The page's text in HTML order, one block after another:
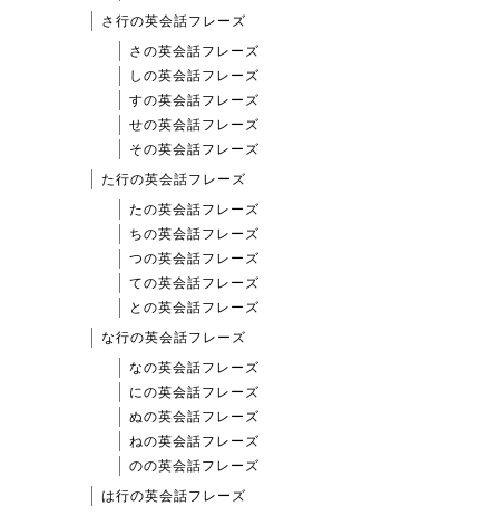
さ行の英会話フレーズ
さの英会話フレーズ
しの英会話フレーズ
すの英会話フレーズ
せの英会話フレーズ
その英会話フレーズ
た行の英会話フレーズ
たの英会話フレーズ
ちの英会話フレーズ
つの英会話フレーズ
ての英会話フレーズ
との英会話フレーズ
な行の英会話フレーズ
なの英会話フレーズ
にの英会話フレーズ
ぬの英会話フレーズ
ねの英会話フレーズ
のの英会話フレーズ
は行の英会話フレーズ